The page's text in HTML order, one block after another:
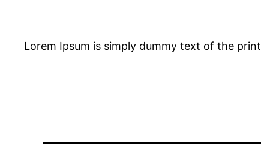
Lorem Ipsum is simply dummy text of the